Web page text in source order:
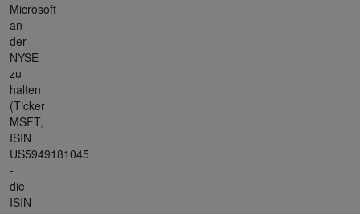
Microsoft
an
der
NYSE
zu
halten
(Ticker
MSFT,
ISIN
US5949181045
-
die
ISIN